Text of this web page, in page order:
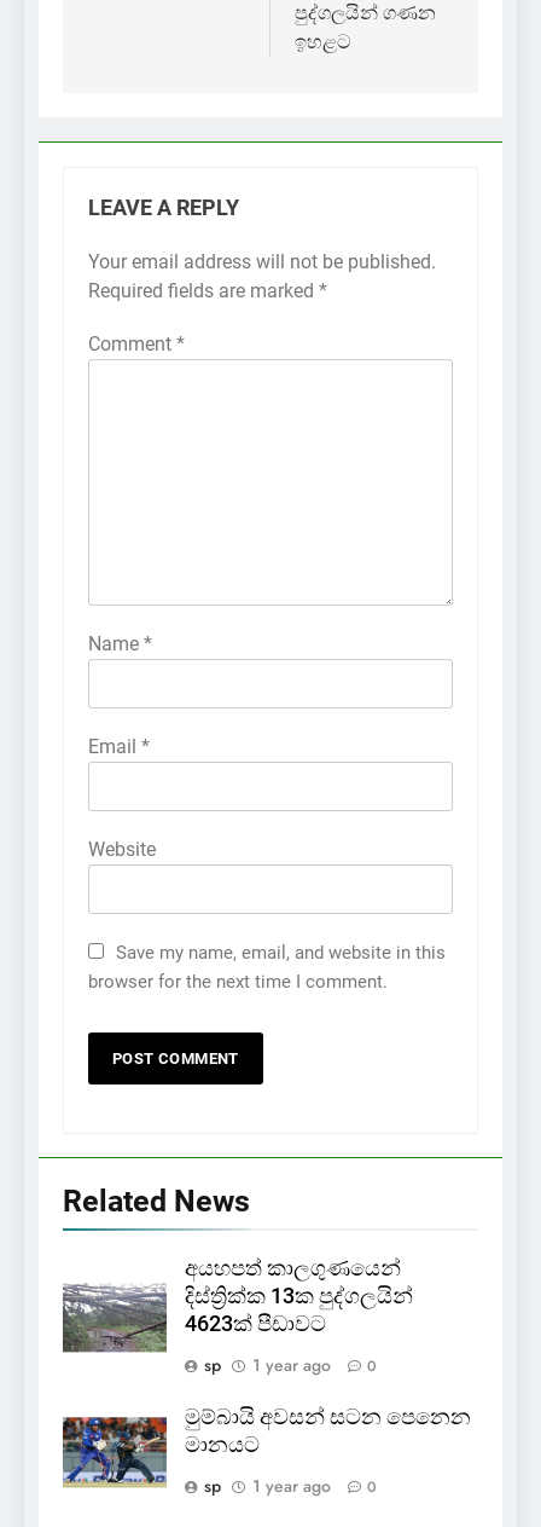
පුද්ගලයින් ගණන
ඉහළට
LEAVE A REPLY
Your email address will not be published.
Required fields are marked *
Comment *
Name *
Email *
Website
Save my name, email, and website in this
browser for the next time I comment.
Related News
අයහපත් කාලගුණයෙන්
දිස්ත්‍රික්ක 13ක පුද්ගලයින්
4623ක් පීඩාවට
sp
1 year ago 0
මුම්බායි අවසන් සටන පෙනෙන
මානයට
sp
1 year ago 0